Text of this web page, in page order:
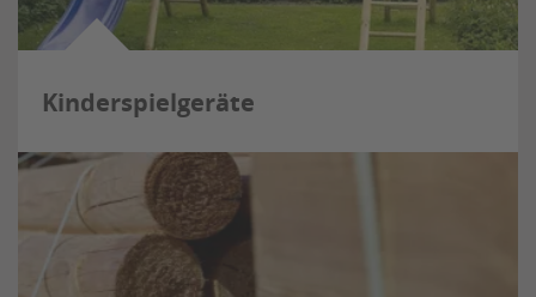
Kinderspielgeräte